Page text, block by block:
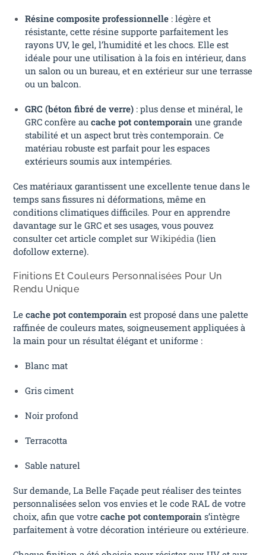
Résine composite professionnelle : légère et
résistante, cette résine supporte parfaitement les
rayons UV, le gel, l’humidité et les chocs. Elle est
idéale pour une utilisation à la fois en intérieur, dans
un salon ou un bureau, et en extérieur sur une terrasse
ou un balcon.
GRC (béton fibré de verre) : plus dense et minéral, le
GRC confère aucache pot contemporain une grande
stabilité et un aspect brut très contemporain. Ce
matériau robuste est parfait pour les espaces
extérieurs soumis aux intempéries.
Ces matériaux garantissent une excellente tenue dans le
temps sans fissures ni déformations, même en
conditions climatiques difficiles. Pour en apprendre
davantage sur le GRC et ses usages, vous pouvez
consulter cet article complet surWikipédia (lien
dofollow externe).
Finitions Et Couleurs Personnalisées Pour Un
Rendu Unique
Lecache pot contemporain est proposé dans une palette
raffinée de couleurs mates, soigneusement appliquées à
la main pour un résultat élégant et uniforme :
Blanc mat
Gris ciment
Noir profond
Terracotta
Sable naturel
Sur demande, La Belle Façade peut réaliser des teintes
personnalisées selon vos envies et le code RAL de votre
choix, afin que votrecache pot contemporain s’intègre
parfaitement à votre décoration intérieure ou extérieure.